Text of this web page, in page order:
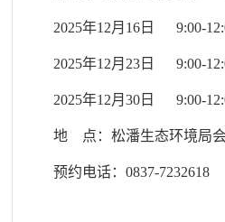
2025年12月16日 9:00-
2025年12月23日 9:00-
2025年12月30日 9:00-
地 点：松潘生态环境局
预约电话：0837-7232618